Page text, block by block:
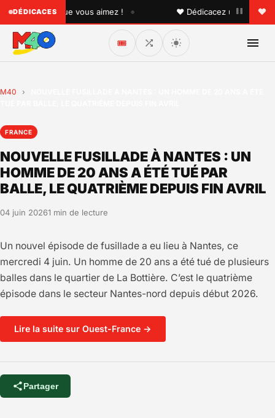
DÉDICACES
quelqu'un que vous aimez ! • ♥ Dédicacez un titre à vos
🎟️
M40 ›
FRANCE
NOUVELLE FUSILLADE À NANTES : UN
HOMME DE 20 ANS A ÉTÉ TUÉ PAR
BALLE, LE QUATRIÈME DEPUIS FIN AVRIL
04 juin 20261 min de lecture
Un nouvel épisode de fusillade a eu lieu à Nantes, ce
mercredi 4 juin. Un homme de 20 ans a été tué de plusieurs
balles dans le quartier de La Bottière. C’est le quatrième
épisode dans le secteur Nantes-nord depuis début 2026.
Lire la suite sur Ouest-France →
Partager